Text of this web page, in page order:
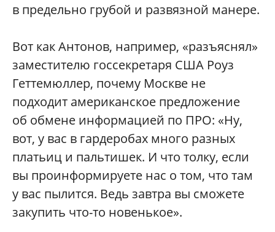
в предельно грубой и развязной манере.
Вот как Антонов, например, «разъяснял»
заместителю госсекретаря США Роуз
Геттемюллер, почему Москве не
подходит американское предложение
об обмене информацией по ПРО: «Ну,
вот, у вас в гардеробах много разных
платьиц и пальтишек. И что толку, если
вы проинформируете нас о том, что там
у вас пылится. Ведь завтра вы сможете
закупить что-то новенькое».